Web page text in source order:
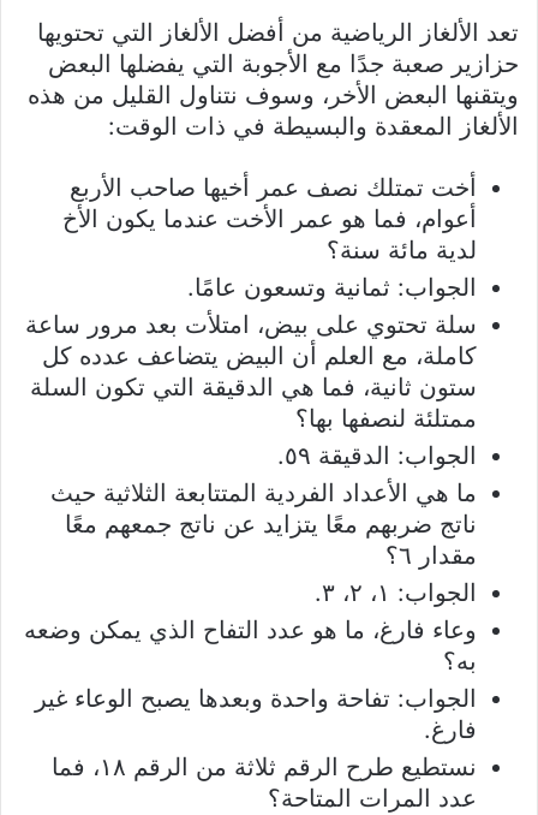
تعد الألغاز الرياضية من أفضل الألغاز التي تحتويها
حزازير صعبة جدًا مع الأجوبة التي يفضلها البعض
ويتقنها البعض الأخر، وسوف نتناول القليل من هذه
الألغاز المعقدة والبسيطة في ذات الوقت:
أخت تمتلك نصف عمر أخيها صاحب الأربع
أعوام، فما هو عمر الأخت عندما يكون الأخ
لدية مائة سنة؟
الجواب: ثمانية وتسعون عامًا.
سلة تحتوي على بيض، امتلأت بعد مرور ساعة
كاملة، مع العلم أن البيض يتضاعف عدده كل
ستون ثانية، فما هي الدقيقة التي تكون السلة
ممتلئة لنصفها بها؟
الجواب: الدقيقة ٥٩.
ما هي الأعداد الفردية المتتابعة الثلاثية حيث
ناتج ضربهم معًا يتزايد عن ناتج جمعهم معًا
مقدار ٦؟
الجواب: ١، ٢، ٣.
وعاء فارغ، ما هو عدد التفاح الذي يمكن وضعه
به؟
الجواب: تفاحة واحدة وبعدها يصبح الوعاء غير
فارغ.
نستطيع طرح الرقم ثلاثة من الرقم ١٨، فما
عدد المرات المتاحة؟